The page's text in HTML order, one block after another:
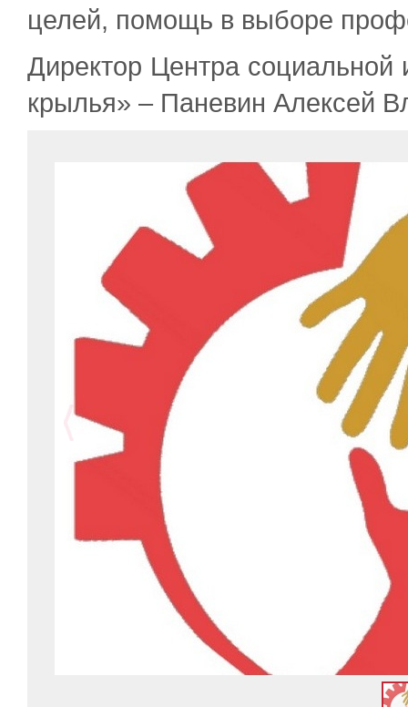
целей, помощь в выборе
Директор Центра
крылья» – Паневин Алексей